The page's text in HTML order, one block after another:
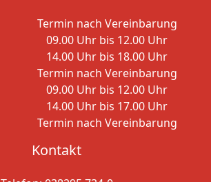
Termin nach Vereinbarung
09.00 Uhr bis 12.00 Uhr
14.00 Uhr bis 18.00 Uhr
Termin nach Vereinbarung
09.00 Uhr bis 12.00 Uhr
14.00 Uhr bis 17.00 Uhr
Termin nach Vereinbarung
Kontakt